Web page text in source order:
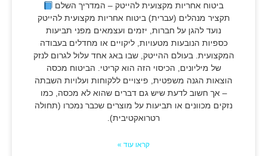
ביטוח אחריות מקצועית להייטק – המדריך השלם
תקציר מנהלים (עברית) ביטוח אחריות מקצועית להייטק
נועד להגן על חברות, יזמים ועצמאים מפני תביעות
כספיות הנובעות מטעויות, ליקויים או מחדלים בעבודה
המקצועית. בעולם ההייטק, שבו באג אחד עלול לגרום לנזק
של מיליונים, הכיסוי הזה הוא קריטי. הביטוח מכסה
הוצאות הגנה משפטית, פיצויים ללקוחות ועלויות השבתה
– אך חשוב לדעת שיש גם דברים שהוא לא מכסה, כמו
נזקים מכוונים או תביעות על מוצרים שכבר נמכרו (תחולה
רטרואקטיבית).
קראו עוד »